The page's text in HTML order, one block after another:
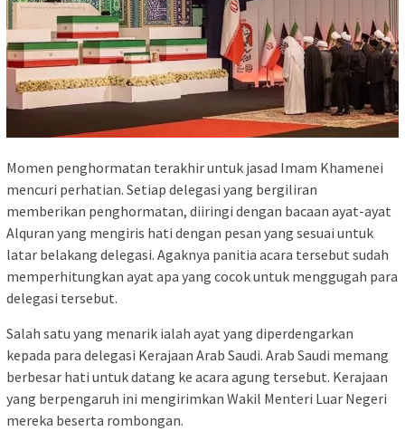
Momen penghormatan terakhir untuk jasad Imam Khamenei
mencuri perhatian. Setiap delegasi yang bergiliran
memberikan penghormatan, diiringi dengan bacaan ayat-ayat
Alquran yang mengiris hati dengan pesan yang sesuai untuk
latar belakang delegasi. Agaknya panitia acara tersebut sudah
memperhitungkan ayat apa yang cocok untuk menggugah para
delegasi tersebut.
Salah satu yang menarik ialah ayat yang diperdengarkan
kepada para delegasi Kerajaan Arab Saudi. Arab Saudi memang
berbesar hati untuk datang ke acara agung tersebut. Kerajaan
yang berpengaruh ini mengirimkan Wakil Menteri Luar Negeri
mereka beserta rombongan.